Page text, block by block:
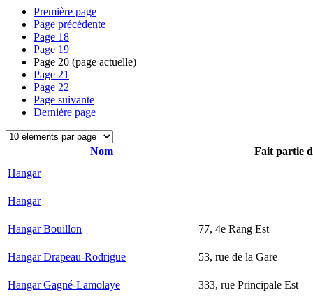
Première page
Page précédente
Page 18
Page 19
Page 20 (page actuelle)
Page 21
Page 22
Page suivante
Dernière page
Nom
Fait partie
Hangar
Hangar
Hangar Bouillon 77, 4e Rang Est
Hangar Drapeau-Rodrigue 53, rue de la Gare
Hangar Gagné-Lamolaye 333, rue Principale Est